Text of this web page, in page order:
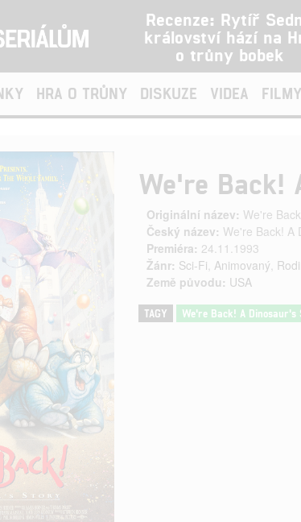
Recenze: Rytíř
království hází na
o trůny bobek
HRA O TRŮNY DISKUZE VIDEA FILMY
We're Back!
Originální název: We're
Český název: We're Back! A
Premiéra: 24.11.1993
Žánr: Sci-Fi, Animovaný,
Země původu: USA
TAGY We're Back! A Dinosaur's